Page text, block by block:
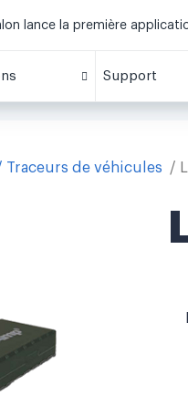
lance la première
Support
Traceurs de véhicules